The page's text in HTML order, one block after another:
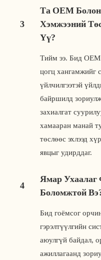
3
Та OEM
Хэмжээний
Үү?
Тийм ээ. Бид OEM
цогц хангамжийг
үйлчилгээтэй
байршилд
захиалгат
хамааран манай
төслөөс эхлээд
явцыг удирддаг.
4
Ямар Ухаалаг
Боломжтой
Бид гоёмсог
гэрэлтүүлгийн
аюулгүй байдал,
ажиллагаанд